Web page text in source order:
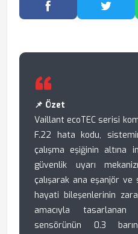
Facebook'ta
📌 Özet
Vaillant ecoTEC serisi
F.22 hata kodu,
çalışma eşiğinin
güvenlik uyarı
çalışarak ana eşanjör ve
hayati bileşenlerinin
amacıyla
sensörünün 0.3